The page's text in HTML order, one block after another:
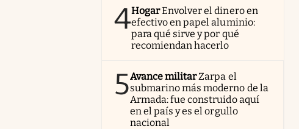
4HogarEnvolver el dinero en
efectivo en papel aluminio:
para qué sirve y por qué
recomiendan hacerlo
5Avance militarZarpa el
submarino más moderno de la
Armada: fue construido aquí
en el país y es el orgullo
nacional